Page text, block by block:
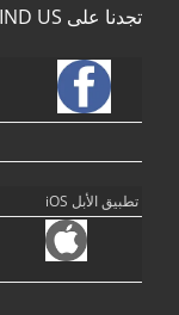
تجدنا على FIND US
تطبيق الأبل iOS